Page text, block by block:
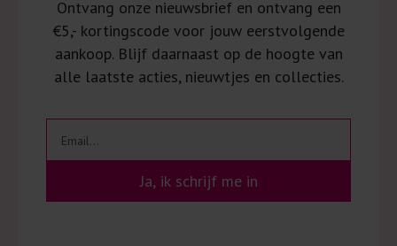
Ontvang onze nieuwsbrief en ontvang een
€5,- kortingscode voor jouw eerstvolgende
aankoop. Blijf daarnaast op de hoogte van
alle laatste acties, nieuwtjes en collecties.
Ja, ik schrijf me in